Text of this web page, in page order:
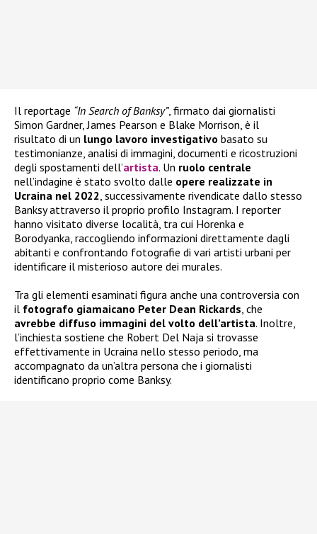
Il reportage “In Search of Banksy”, firmato dai giornalisti
Simon Gardner, James Pearson e Blake Morrison, è il
risultato di un lungo lavoro investigativo basato su
testimonianze, analisi di immagini, documenti e ricostruzioni
degli spostamenti dell’artista. Un ruolo centrale
nell’indagine è stato svolto dalle opere realizzate in
Ucraina nel 2022, successivamente rivendicate dallo stesso
Banksy attraverso il proprio profilo Instagram. I reporter
hanno visitato diverse località, tra cui Horenka e
Borodyanka, raccogliendo informazioni direttamente dagli
abitanti e confrontando fotografie di vari artisti urbani per
identificare il misterioso autore dei murales.
Tra gli elementi esaminati figura anche una controversia con
il fotografo giamaicano Peter Dean Rickards, che
avrebbe diffuso immagini del volto dell’artista. Inoltre,
l’inchiesta sostiene che Robert Del Naja si trovasse
effettivamente in Ucraina nello stesso periodo, ma
accompagnato da un’altra persona che i giornalisti
identificano proprio come Banksy.